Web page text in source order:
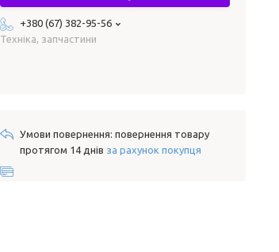
+380 (67) 382-95-56
Техніка, запчастини
повернення товару
протягом 14 днів за рахунок покупця